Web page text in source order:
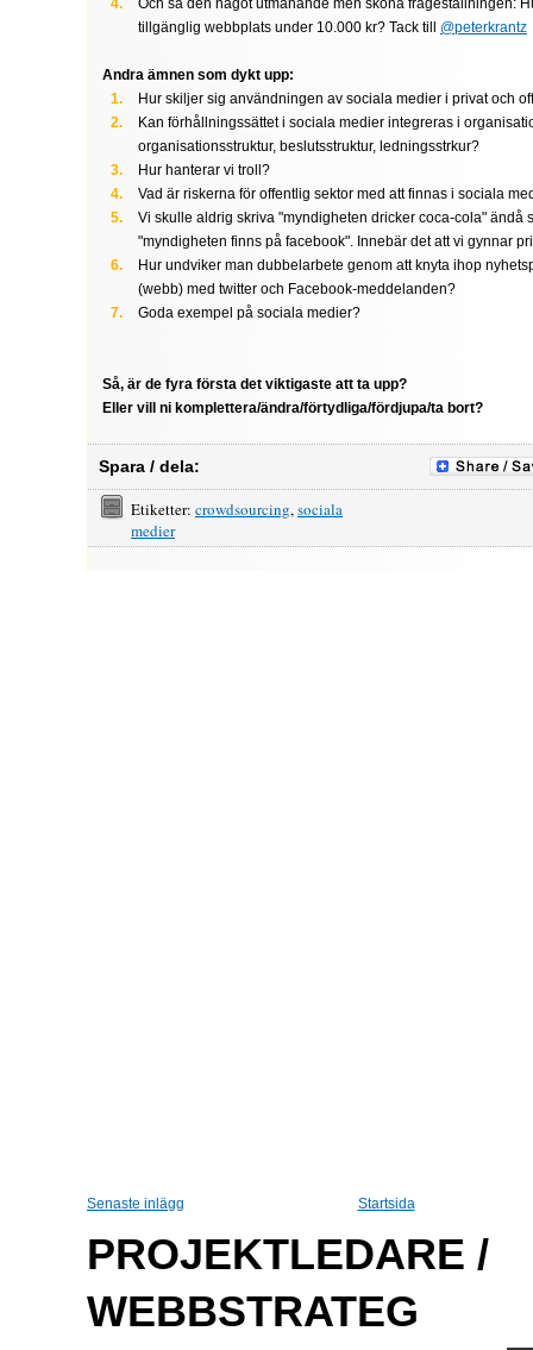
Och så den något utmanande men sköna frågeställningen:
tillgänglig webbplats under 10.000 kr? Tack till @peterkrantz
Andra ämnen som dykt upp:
Hur skiljer sig användningen av sociala medier i privat och
Kan förhållningssättet i sociala medier integreras i
organisationsstruktur, beslutsstruktur, ledningsstrkur?
Hur hanterar vi troll?
Vad är riskerna för offentlig sektor med att finnas i sociala
Vi skulle aldrig skriva "myndigheten dricker coca-cola" ändå
"myndigheten finns på facebook". Innebär det att vi gynnar
Hur undviker man dubbelarbete genom att knyta ihop
(webb) med twitter och Facebook-meddelanden?
Goda exempel på sociala medier?
Så, är de fyra första det viktigaste att ta upp?
Eller vill ni komplettera/ändra/förtydliga/fördjupa/ta bort?
Spara / dela:
Etiketter: crowdsourcing,sociala
medier
Senaste inlägg Startsida
PROJEKTLEDARE /
WEBBSTRATEG